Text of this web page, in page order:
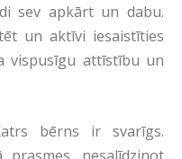
sev apkārt un dabu.
un aktīvi iesaistīties
vispusīgu attīstību un
bērns ir svarīgs.